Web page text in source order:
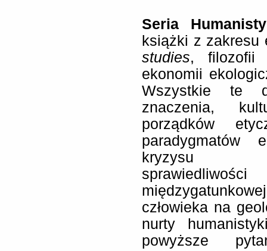
Seria
książki z
studies, filozofii
ekonomii
Wszystkie te
znaczenia,
porządków
paradygmatów
kryzysu
człowieka na
nurty
powyższe